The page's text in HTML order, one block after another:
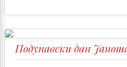
Пoдунaвски дaн